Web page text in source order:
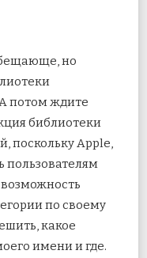
но
потом ждите
библиотеки
поскольку Apple,
пользователям
по своему
какое
имени и где.